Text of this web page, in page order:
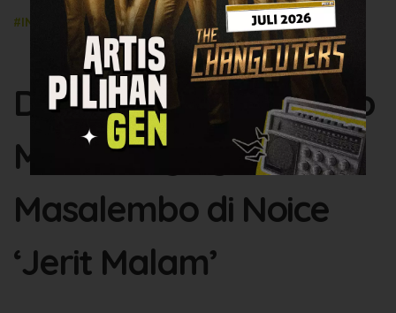
#INFOGEN 27 October 2023
Detektif Astral Ungkap
Misteri Segitiga
Masalembo di Noice
‘Jerit Malam’